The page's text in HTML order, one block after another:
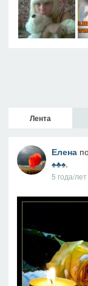
Лента
Елена
♠♣♠.
5 года/